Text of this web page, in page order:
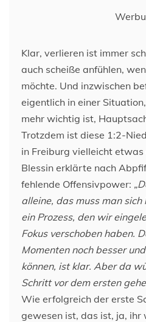
Klar, verlieren ist immer
auch scheiße anfühlen,
möchte. Und inzwischen
eigentlich in einer
mehr wichtig ist,
Trotzdem ist diese 1:2-
in Freiburg vielleicht etwas
Blessin erklärte nach
fehlende Offensivpower:
alleine, das muss man
ein Prozess, den wir
Fokus verschoben haben.
Momenten noch besser
können, ist klar. Aber da
Schritt vor dem ersten
Wie erfolgreich der erste
gewesen ist, das ist, ja, ihr